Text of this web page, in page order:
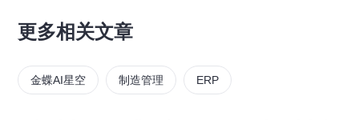
更多相关文章
金蝶AI星空 制造管理 ERP